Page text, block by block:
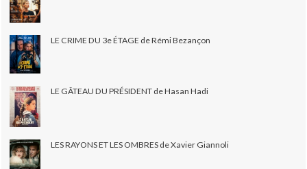
LE CRIME DU 3e ÉTAGE de Rémi Bezançon
LE GÂTEAU DU PRÉSIDENT de Hasan Hadi
LES RAYONS ET LES OMBRES de Xavier Giannoli